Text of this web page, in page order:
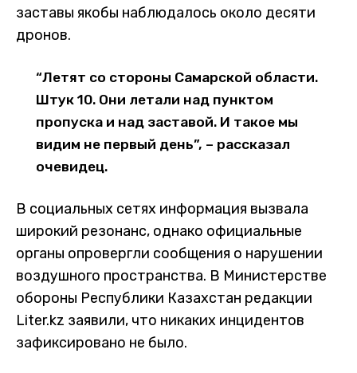
заставы якобы наблюдалось около десяти
дронов.
“Летят со стороны Самарской области.
Штук 10. Они летали над пунктом
пропуска и над заставой. И такое мы
видим не первый день”, – рассказал
очевидец.
В социальных сетях информация вызвала
широкий резонанс, однако официальные
органы опровергли сообщения о нарушении
воздушного пространства. В Министерстве
обороны Республики Казахстан редакции
Liter.kz заявили, что никаких инцидентов
зафиксировано не было.